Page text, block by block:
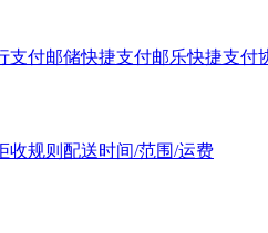
支付邮储快捷支付邮乐快捷支付
收规则 配送时间/范围/运费